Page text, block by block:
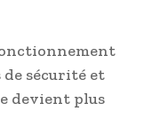
de sécurité et
devient plus